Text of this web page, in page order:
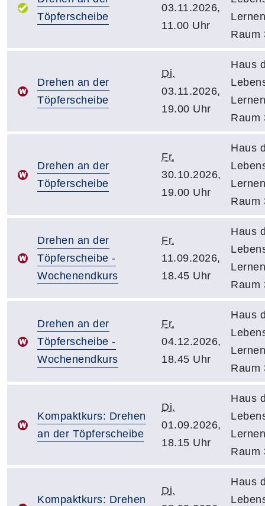
Töpferscheibe
03.11.2026,
11.00 Uhr
Raum
Drehen an der
Töpferscheibe
Di.
03.11.2026,
19.00 Uhr
Haus
Raum
Drehen an der
Töpferscheibe
Fr.
30.10.2026,
19.00 Uhr
Haus
Raum
Drehen an der
Töpferscheibe -
Wochenendkurs
Fr.
11.09.2026,
18.45 Uhr
Haus
Raum
Drehen an der
Töpferscheibe -
Wochenendkurs
Fr.
04.12.2026,
18.45 Uhr
Haus
Raum
Kompaktkurs: Drehen
an der Töpferscheibe
Di.
01.09.2026,
18.15 Uhr
Haus
Raum
Kompaktkurs: Drehen
Di.
Haus